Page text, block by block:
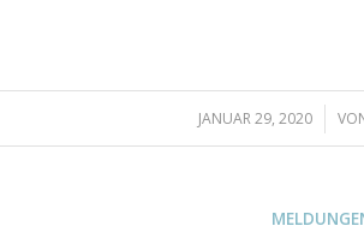
JANUAR 29, 2020
/